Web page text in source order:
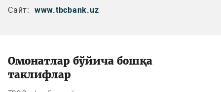
Сайт:
www.tbcbank.uz
Омонатлар бўйича бошқа
таклифлар